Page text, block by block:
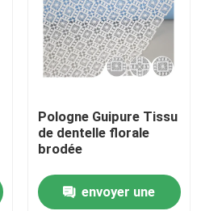
Pologne Guipure Tissu
de dentelle florale
brodée
envoyer une